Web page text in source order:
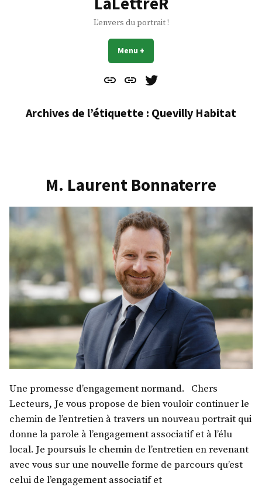
L'envers du portrait !
Menu +
Contact
À
Mes
Archives de l’étiquette : Quevilly Habitat
M. Laurent Bonnaterre
Une promesse d’engagement normand. Chers
Lecteurs, Je vous propose de bien vouloir continuer le
chemin de l’entretien à travers un nouveau portrait qui
donne la parole à l’engagement associatif et à l’élu
local. Je poursuis le chemin de l’entretien en revenant
avec vous sur une nouvelle forme de parcours qu’est
celui de l’engagement associatif et